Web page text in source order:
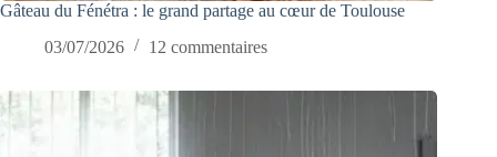
Gâteau du Fénétra : le grand partage au cœur de Toulouse
03/07/2026
12 commentaires